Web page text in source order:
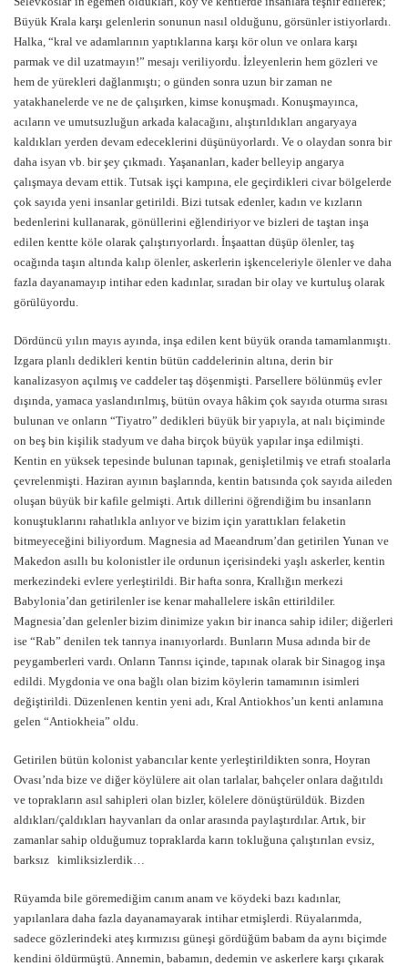
Büyük Krala karşı gelenlerin sonunun nasıl olduğunu, görsünler istiyorlardı.
Halka, “kral ve adamlarının yaptıklarına karşı kör olun ve onlara karşı
parmak ve dil uzatmayın!” mesajı veriliyordu. İzleyenlerin hem gözleri ve
hem de yürekleri dağlanmıştı; o günden sonra uzun bir zaman ne
yatakhanelerde ve ne de çalışırken, kimse konuşmadı. Konuşmayınca,
acıların ve umutsuzluğun arkada kalacağını, alıştırıldıkları angaryaya
kaldıkları yerden devam edeceklerini düşünüyorlardı. Ve o olaydan sonra bir
daha isyan vb. bir şey çıkmadı. Yaşananları, kader belleyip angarya
çalışmaya devam ettik. Tutsak işçi kampına, ele geçirdikleri civar bölgelerde
çok sayıda yeni insanlar getirildi. Bizi tutsak edenler, kadın ve kızların
bedenlerini kullanarak, gönüllerini eğlendiriyor ve bizleri de taştan inşa
edilen kentte köle olarak çalıştırıyorlardı. İnşaattan düşüp ölenler, taş
ocağında taşın altında kalıp ölenler, askerlerin işkenceleriyle ölenler ve daha
fazla dayanamayıp intihar eden kadınlar, sıradan bir olay ve kurtuluş olarak
görülüyordu.
Dördüncü yılın mayıs ayında, inşa edilen kent büyük oranda tamamlanmıştı.
Izgara planlı dedikleri kentin bütün caddelerinin altına, derin bir
kanalizasyon açılmış ve caddeler taş döşenmişti. Parsellere bölünmüş evler
dışında, yamaca yaslandırılmış, bütün ovaya hâkim çok sayıda oturma sırası
bulunan ve onların “Tiyatro” dedikleri büyük bir yapıyla, at nalı biçiminde
on beş bin kişilik stadyum ve daha birçok büyük yapılar inşa edilmişti.
Kentin en yüksek tepesinde bulunan tapınak, genişletilmiş ve etrafı stoalarla
çevrelenmişti. Haziran ayının başlarında, kentin batısında çok sayıda aileden
oluşan büyük bir kafile gelmişti. Artık dillerini öğrendiğim bu insanların
konuştuklarını rahatlıkla anlıyor ve bizim için yarattıkları felaketin
bitmeyeceğini biliyordum. Magnesia ad Maeandrum’dan getirilen Yunan ve
Makedon asıllı bu kolonistler ile ordunun içerisindeki yaşlı askerler, kentin
merkezindeki evlere yerleştirildi. Bir hafta sonra, Krallığın merkezi
Babylonia’dan getirilenler ise kenar mahallelere iskân ettirildiler.
Magnesia’dan gelenler bizim dinimize yakın bir inanca sahip idiler; diğerleri
ise “Rab” denilen tek tanrıya inanıyorlardı. Bunların Musa adında bir de
peygamberleri vardı. Onların Tanrısı içinde, tapınak olarak bir Sinagog inşa
edildi. Mygdonia ve ona bağlı olan bizim köylerin tamamının isimleri
değiştirildi. Düzenlenen kentin yeni adı, Kral Antiokhos’un kenti anlamına
gelen “Antiokheia” oldu.
Getirilen bütün kolonist yabancılar kente yerleştirildikten sonra, Hoyran
Ovası’nda bize ve diğer köylülere ait olan tarlalar, bahçeler onlara dağıtıldı
ve toprakların asıl sahipleri olan bizler, kölelere dönüştürüldük. Bizden
aldıkları/çaldıkları hayvanları da onlar arasında paylaştırdılar. Artık, bir
zamanlar sahip olduğumuz topraklarda karın tokluğuna çalıştırılan evsiz,
barksız kimliksizlerdik…
Rüyamda bile göremediğim canım anam ve köydeki bazı kadınlar,
yapılanlara daha fazla dayanamayarak intihar etmişlerdi. Rüyalarımda,
sadece gözlerindeki ateş kırmızısı güneşi gördüğüm babam da aynı biçimde
kendini öldürmüştü. Annemin, babamın, dedemin ve askerlere karşı çıkarak